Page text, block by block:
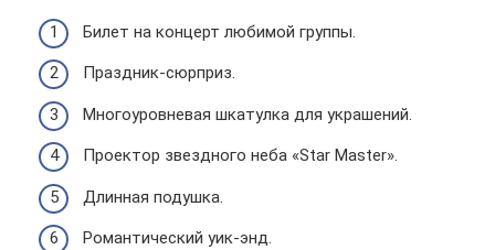
Билет на концерт любимой группы.
Праздник-сюрприз.
Многоуровневая шкатулка для украшений.
Проектор звездного неба «Star Master».
Длинная подушка.
Романтический уик-энд.